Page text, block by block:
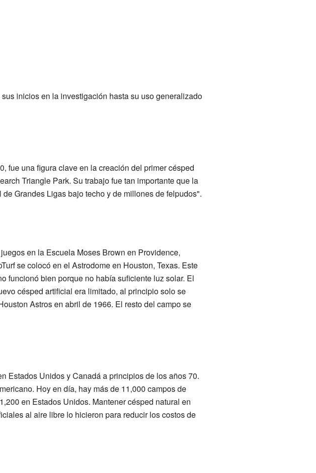
inicios en la investigación hasta su uso generalizado
fue una figura clave en la creación del primer césped
Triangle Park. Su trabajo fue tan importante que la
Grandes Ligas bajo techo y de millones de felpudos".
en la Escuela Moses Brown en Providence,
se colocó en el Astrodome en Houston, Texas. Este
funcionó bien porque no había suficiente luz solar. El
césped artificial era limitado, al principio solo se
Astros en abril de 1966. El resto del campo se
Estados Unidos y Canadá a principios de los años 70.
Hoy en día, hay más de 11,000 campos de
en Estados Unidos. Mantener césped natural en
al aire libre lo hicieron para reducir los costos de